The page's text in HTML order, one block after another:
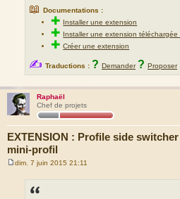
📖 Documentations :
✚ Installer une extension
✚ Installer une extension téléchargée
✚Créer une extension
✍ Traductions : ? Demander ? Proposer
Raphaël
Chef de projets
EXTENSION : Profile side
mini-profil
dim. 7 juin 2015 21:11